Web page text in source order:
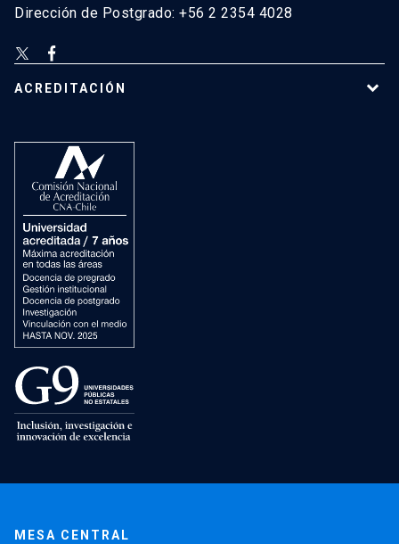
Dirección de Postgrado: +56 2 2354 4028
ACREDITACIÓN
MESA CENTRAL